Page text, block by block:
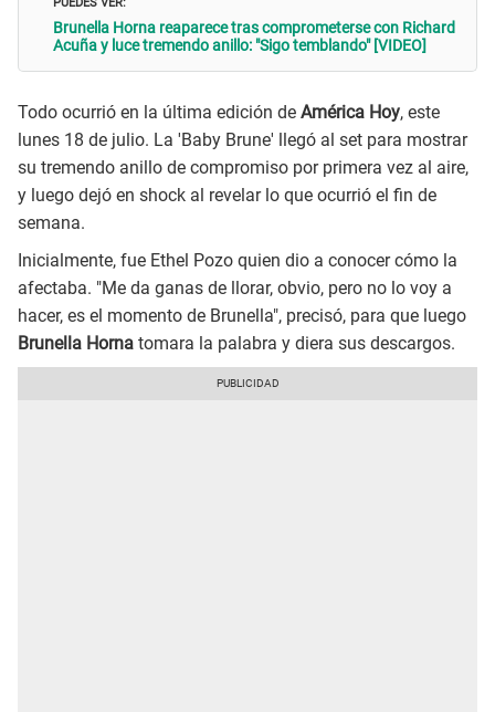
Brunella Horna reaparece tras comprometerse con Richard
Acuña y luce tremendo anillo: "Sigo temblando" [VIDEO]
Todo ocurrió en la última edición de América Hoy, este
lunes 18 de julio. La 'Baby Brune' llegó al set para mostrar
su tremendo anillo de compromiso por primera vez al aire,
y luego dejó en shock al revelar lo que ocurrió el fin de
semana.
Inicialmente, fue Ethel Pozo quien dio a conocer cómo la
afectaba. "Me da ganas de llorar, obvio, pero no lo voy a
hacer, es el momento de Brunella", precisó, para que luego
Brunella Horna tomara la palabra y diera sus descargos.